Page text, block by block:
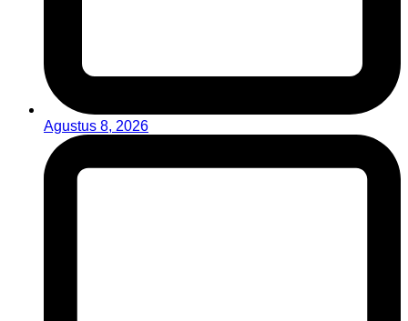
Agustus 8, 2026